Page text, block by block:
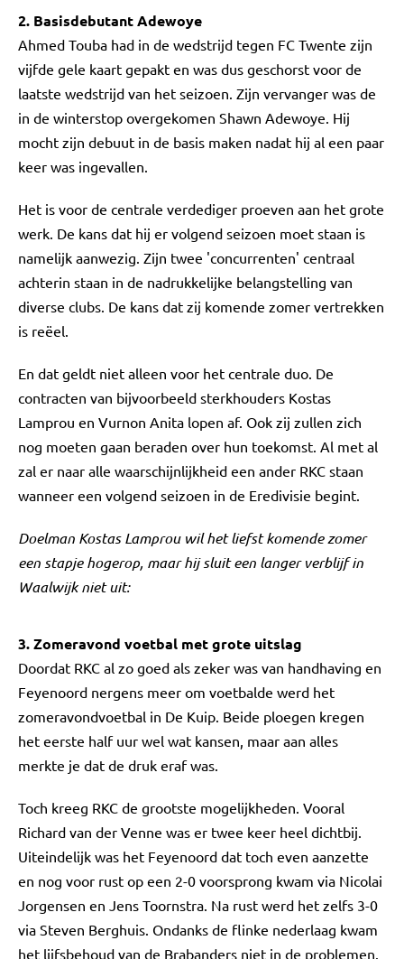
2. Basisdebutant Adewoye
Ahmed Touba had in de wedstrijd tegen FC Twente zijn
vijfde gele kaart gepakt en was dus geschorst voor de
laatste wedstrijd van het seizoen. Zijn vervanger was de
in de winterstop overgekomen Shawn Adewoye. Hij
mocht zijn debuut in de basis maken nadat hij al een paar
keer was ingevallen.
Het is voor de centrale verdediger proeven aan het grote
werk. De kans dat hij er volgend seizoen moet staan is
namelijk aanwezig. Zijn twee 'concurrenten' centraal
achterin staan in de nadrukkelijke belangstelling van
diverse clubs. De kans dat zij komende zomer vertrekken
is reëel.
En dat geldt niet alleen voor het centrale duo. De
contracten van bijvoorbeeld sterkhouders Kostas
Lamprou en Vurnon Anita lopen af. Ook zij zullen zich
nog moeten gaan beraden over hun toekomst. Al met al
zal er naar alle waarschijnlijkheid een ander RKC staan
wanneer een volgend seizoen in de Eredivisie begint.
Doelman Kostas Lamprou wil het liefst komende zomer
een stapje hogerop, maar hij sluit een langer verblijf in
Waalwijk niet uit:
3. Zomeravond voetbal met grote uitslag
Doordat RKC al zo goed als zeker was van handhaving en
Feyenoord nergens meer om voetbalde werd het
zomeravondvoetbal in De Kuip. Beide ploegen kregen
het eerste half uur wel wat kansen, maar aan alles
merkte je dat de druk eraf was.
Toch kreeg RKC de grootste mogelijkheden. Vooral
Richard van der Venne was er twee keer heel dichtbij.
Uiteindelijk was het Feyenoord dat toch even aanzette
en nog voor rust op een 2-0 voorsprong kwam via Nicolai
Jorgensen en Jens Toornstra. Na rust werd het zelfs 3-0
via Steven Berghuis. Ondanks de flinke nederlaag kwam
het lijfsbehoud van de Brabanders niet in de problemen.